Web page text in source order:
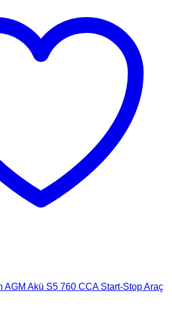
AGM Akü S5 760 CCA Start-Stop Araç